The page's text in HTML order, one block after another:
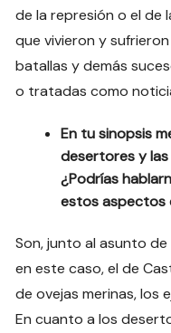
de la represión o el de
que vivieron y
batallas y demás
o tratadas como
En tu sinopsis
desertores y las
¿Podrías
estos aspectos
Son, junto al asunto
en este caso, el de
de ovejas merinas, los
En cuanto a los